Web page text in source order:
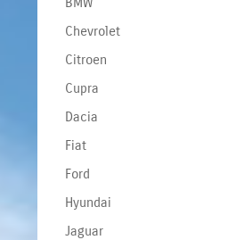
Chevrolet
Citroen
Cupra
Dacia
Fiat
Ford
Hyundai
Jaguar